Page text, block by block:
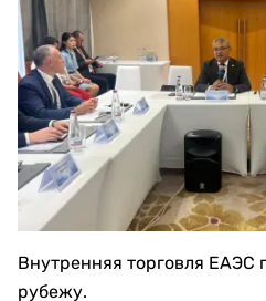
Внутренняя торговля ЕАЭС
рубежу.